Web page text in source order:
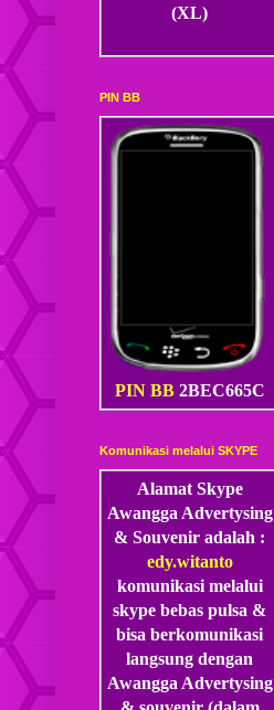
(XL)
PIN BB
PIN BB 2BEC665C
Komunikasi melalui SKYPE
Alamat Skype
Awangga Advertysing
& Souvenir adalah :
edy.witanto
komunikasi melalui
skype bebas pulsa &
bisa berkomunikasi
langsung dengan
Awangga Advertysing